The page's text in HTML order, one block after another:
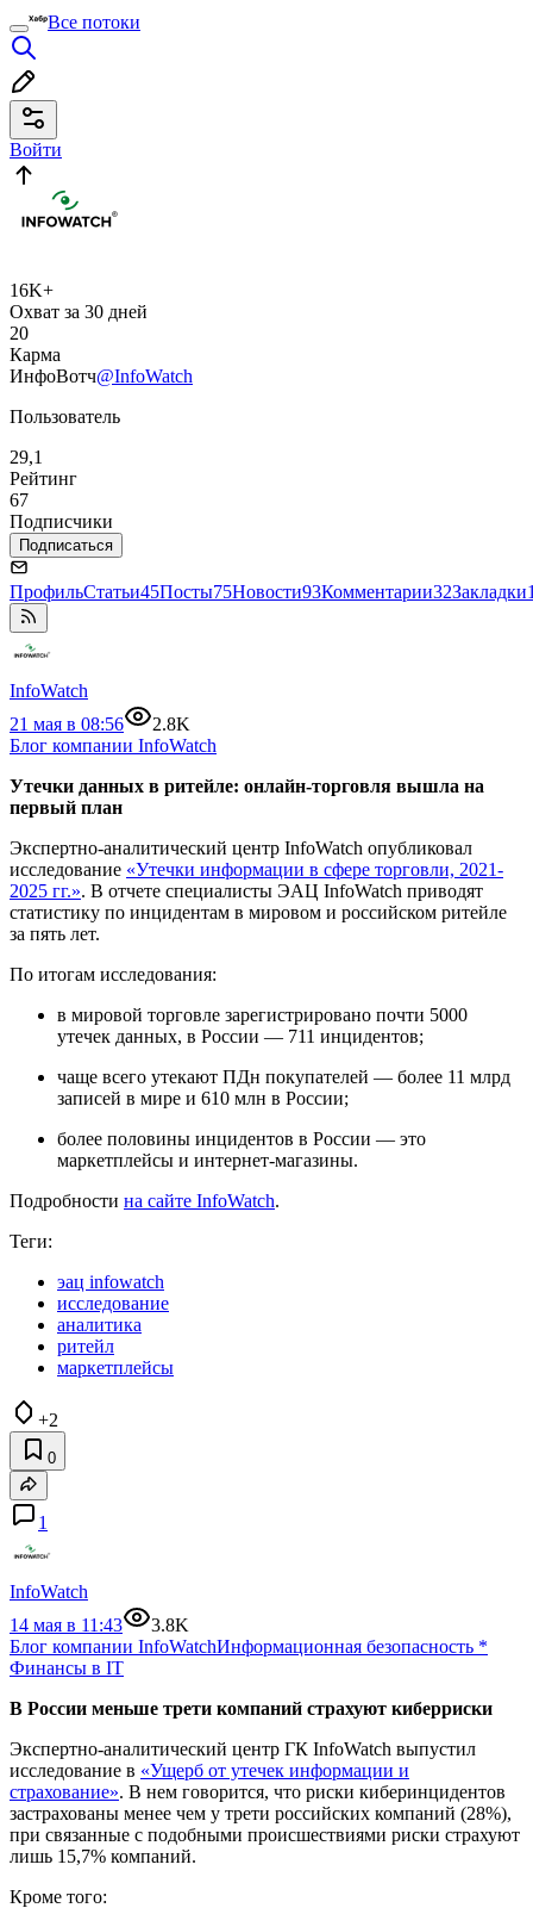
Все потоки
Войти
16K+
Охват за 30 дней
20
Карма
ИнфоВотч@InfoWatch
Пользователь
29,1
Рейтинг
67
Подписчики
Подписаться
ПрофильСтатьи45Посты75Новости93Комментарии32Закладки
InfoWatch
21 мая в 08:56
2.8K
Блог компании InfoWatch
Утечки данных в ритейле: онлайн-торговля вышла на
первый план
Экспертно-аналитический центр InfoWatch опубликовал
исследование «Утечки информации в сфере торговли, 2021-
2025 гг.». В отчете специалисты ЭАЦ InfoWatch приводят
статистику по инцидентам в мировом и российском ритейле
за пять лет.
По итогам исследования:
в мировой торговле зарегистрировано почти 5000
утечек данных, в России — 711 инцидентов;
чаще всего утекают ПДн покупателей — более 11 млрд
записей в мире и 610 млн в России;
более половины инцидентов в России — это
маркетплейсы и интернет-магазины.
Подробности на сайте InfoWatch.
Теги:
эац infowatch
исследование
аналитика
ритейл
маркетплейсы
+2
0
1
InfoWatch
14 мая в 11:43
3.8K
Блог компании InfoWatchИнформационная безопасность *
Финансы в IT
В России меньше трети компаний страхуют киберриски
Экспертно-аналитический центр ГК InfoWatch выпустил
исследование в «Ущерб от утечек информации и
страхование». В нем говорится, что риски киберинцидентов
застрахованы менее чем у трети российских компаний (28%),
при связанные с подобными происшествиями риски страхуют
лишь 15,7% компаний.
Кроме того: